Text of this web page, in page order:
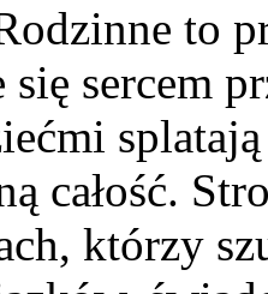
to
sercem
całość.
którzy